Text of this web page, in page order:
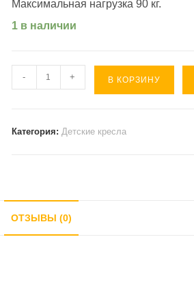
Максимальная нагрузка 90 кг.
1 в наличии
Количество
товара
MELODY
- + В КОРЗИНУ
Категория: Детские кресла
ОТЗЫВЫ (0)